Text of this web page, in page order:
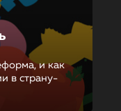
и как
в страну-